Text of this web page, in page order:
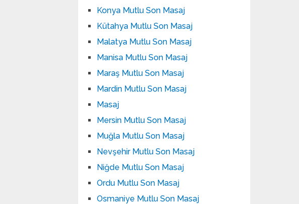
Konya Mutlu Son Masaj
Kütahya Mutlu Son Masaj
Malatya Mutlu Son Masaj
Manisa Mutlu Son Masaj
Maraş Mutlu Son Masaj
Mardin Mutlu Son Masaj
Masaj
Mersin Mutlu Son Masaj
Muğla Mutlu Son Masaj
Nevşehir Mutlu Son Masaj
Niğde Mutlu Son Masaj
Ordu Mutlu Son Masaj
Osmaniye Mutlu Son Masaj